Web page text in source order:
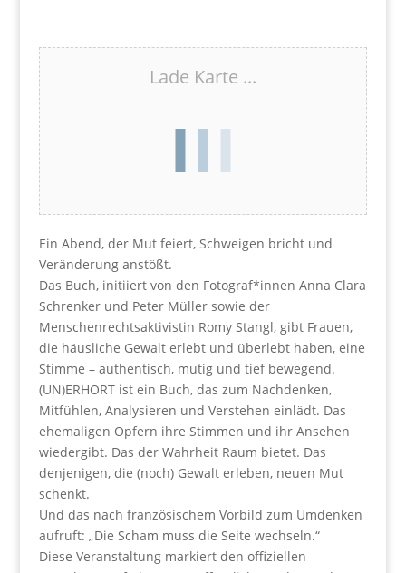
Lade Karte ...
Ein Abend, der Mut feiert, Schweigen bricht und
Veränderung anstößt.
Das Buch, initiiert von den Fotograf*innen Anna Clara
Schrenker und Peter Müller sowie der
Menschenrechtsaktivistin Romy Stangl, gibt Frauen,
die häusliche Gewalt erlebt und überlebt haben, eine
Stimme – authentisch, mutig und tief bewegend.
(UN)ERHÖRT ist ein Buch, das zum Nachdenken,
Mitfühlen, Analysieren und Verstehen einlädt. Das
ehemaligen Opfern ihre Stimmen und ihr Ansehen
wiedergibt. Das der Wahrheit Raum bietet. Das
denjenigen, die (noch) Gewalt erleben, neuen Mut
schenkt.
Und das nach französischem Vorbild zum Umdenken
aufruft: „Die Scham muss die Seite wechseln.“
Diese Veranstaltung markiert den offiziellen